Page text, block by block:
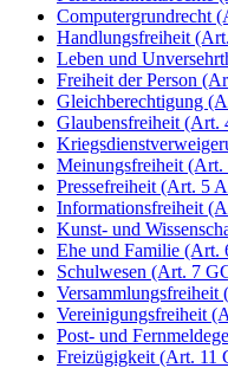
Computergrundrecht
Handlungsfreiheit
Leben und
Freiheit der Person
Gleichberechtigung
Glaubensfreiheit (Art.
Meinungsfreiheit
Pressefreiheit (Art. 5
Informationsfreiheit
Kunst- und
Ehe und Familie (Art.
Schulwesen (Art. 7
Vereinigungsfreiheit
Post- und
Freizügigkeit (Art. 11